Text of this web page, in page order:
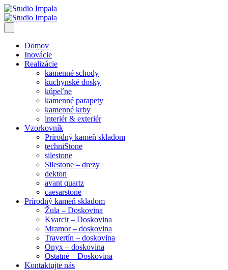
Domov
Inovácie
Realizácie
kamenné schody
kuchynské dosky
kúpeľne
kamenné parapety
kamenné krby
interiér & exteriér
Vzorkovník
Prírodný kameň skladom
techniStone
silestone
Silestone – drezy
dekton
avant quartz
caesarstone
Prírodný kameň skladom
Žula – Doskovina
Kvarcit – Doskovina
Mramor – doskovina
Travertín – doskovina
Onyx – doskovina
Ostatné – Doskovina
Kontaktujte nás